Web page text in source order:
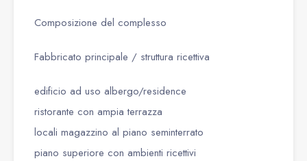
Composizione del complesso
Fabbricato principale / struttura ricettiva
edificio ad uso albergo/residence
ristorante con ampia terrazza
locali magazzino al piano seminterrato
piano superiore con ambienti ricettivi